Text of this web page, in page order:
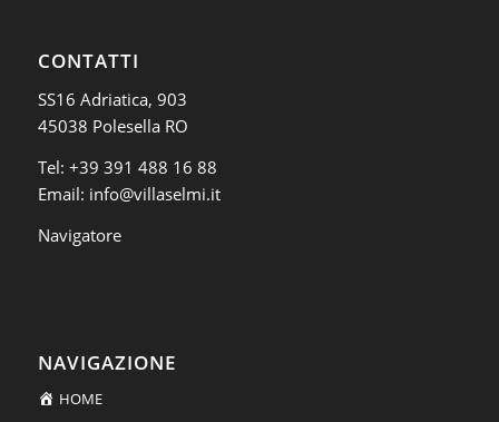
CONTATTI
SS16 Adriatica, 903
45038 Polesella RO
Tel: +39 391 488 16 88
Email: info@villaselmi.it
Navigatore
NAVIGAZIONE
HOME